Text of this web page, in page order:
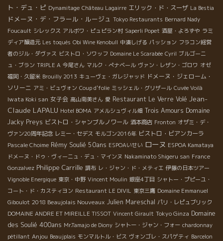
ト・デュ・ピ Dynamitage Château Lagairre エリック・ド・スーザ La Bestia
ドメーヌ・デ・フラール・ルージュ Tokyo Restaurants Bernard Nady
Foucault シレックス アルボワ・ピュピラン村 Saperli Popet 酒屋・よろずや ラミ
ディア醸造元 Les toqués Obi Wine Kenobull 中湊しげる パッション フラコン経営
者のジル・ダヴァス ビストロ・ソワッフ Domaine Le Scarabée Cyril ブルゴーニ
ュ・ブラン TRIPLE A 今尾さん マルク・ぺナベール ヴァン・レザン・ゴロワ オゼ
福岡・久留米 Brouilly 2013 キューヴェ・ガレジャッド ドメーヌ・ジェローム・
ソリーニ アミ・ビュヴォン Coup d'folie ミッシェル・グリザール Cuvée Voilà
Iwata Koki san 女子会 高山南美さん 愛 Restaurant Le Verre Volé Jean-
Claude LAPALU Hotel BOMA アメルシュヴィル畑 Trois Amours Domaine
Jacky Preys ビストロ・シャンブルノワール 酒本商店 Fronton オザミ・デ・
ヴァン20周年記念 レミー・セデス モルゴン2016年 ビストロ・ビアンカーラ
Pascale Choime Rémy Soulié 50ans ESPOAいせい ローヌ ESPOA Kamataya
ドメーヌ・ドゥ・ヴィーニュ・デュ・マインヌ Nakaminato Shigeru san France
Gonzalvez Philippe Carrille 調布 レ・ジャン・ド・メティエ 伊藤の日本ツアー
Vignoble Energique 東京・中野 Vincent Moulin 銀座4丁目 シャトー・プピーユ・
コート・ド・カスティヨン Restaurant LE DIVIL 東京三鷹 Domaine Emmanuel
Giboulot 2018 Beaujolais Nouveaux Julien Mareschal パリ・レピュブリック
DOMAINE ANDRE ET MIREILLE TISSOT Vincent Girault Tokyo Ginza Domaine
des Soulié 400ans Mr.Tamajo de Diony シャトー・ジャン・フォー chardonnay
pétillant Anjou Beaujplais モンマルトル・ビス ヴォンゴレ・スパゲティ Barcelon